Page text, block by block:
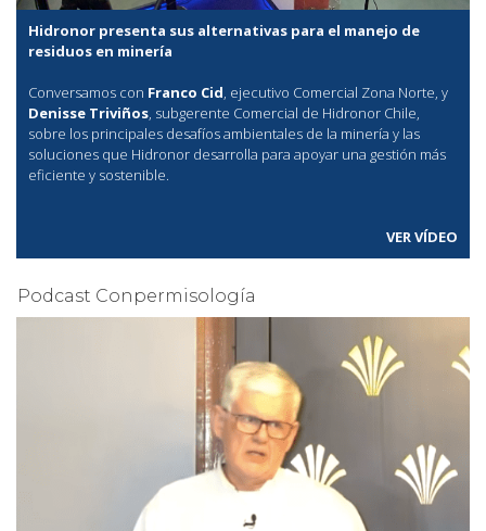
Hidronor presenta sus alternativas para el manejo de
residuos en minería
Conversamos con Franco Cid, ejecutivo Comercial Zona Norte, y
Denisse Triviños, subgerente Comercial de Hidronor Chile,
sobre los principales desafíos ambientales de la minería y las
soluciones que Hidronor desarrolla para apoyar una gestión más
eficiente y sostenible.
VER VÍDEO
Podcast Conpermisología